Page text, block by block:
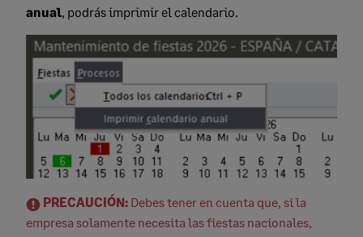
anual, podrás imprimir el calendario.
PRECAUCIÓN: Debes tener en cuenta que, si la
empresa solamente necesita las fiestas nacionales,